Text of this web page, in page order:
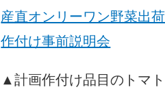
産直オンリーワン野菜
作付け事前説明会
▲計画作付け品目のトマ